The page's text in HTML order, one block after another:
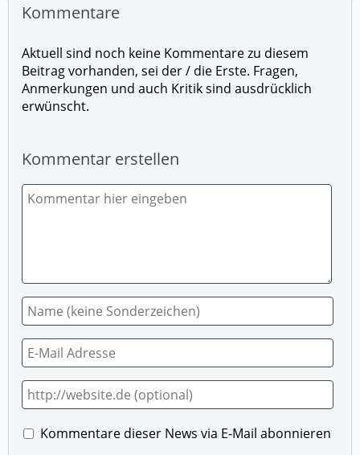
Kommentare
Aktuell sind noch keine Kommentare zu diesem
Beitrag vorhanden, sei der / die Erste. Fragen,
Anmerkungen und auch Kritik sind ausdrücklich
erwünscht.
Kommentar erstellen
Kommentare dieser News via E-Mail abonnieren